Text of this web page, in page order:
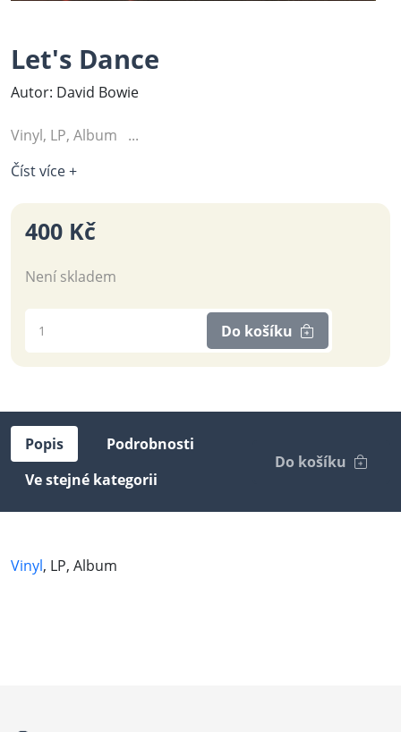
Let's Dance
Autor: David Bowie
Vinyl, LP, Album ...
Číst více +
400 Kč
Není skladem
Do košíku
Popis
Podrobnosti
Ve stejné kategorii
Do košíku
Vinyl, LP, Album